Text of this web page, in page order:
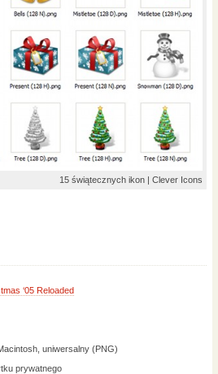
15 świątecznych ikon | Clever Icons
‘05 Reloaded
uniwersalny (PNG)
prywatnego